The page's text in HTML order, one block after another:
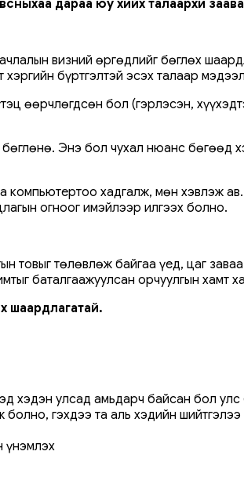
дараа юу хийх талаархи
визний өргөдлийг бөглөх
бүртгэлтэй эсэх талаар
өөрчлөгдсөн бол (гэрлэсэн,
Энэ бол чухал нюанс бөгөөд
компьютертоо хадгалж, мөн хэвлэж
огноог имэйлээр илгээх болно.
товыг төлөвлөж байгаа үед, цаг
баталгаажуулсан орчуулгын
шаардлагатай.
хэдэн улсад амьдарч байсан бол
гэхдээ та аль хэдийн
үнэмлэх